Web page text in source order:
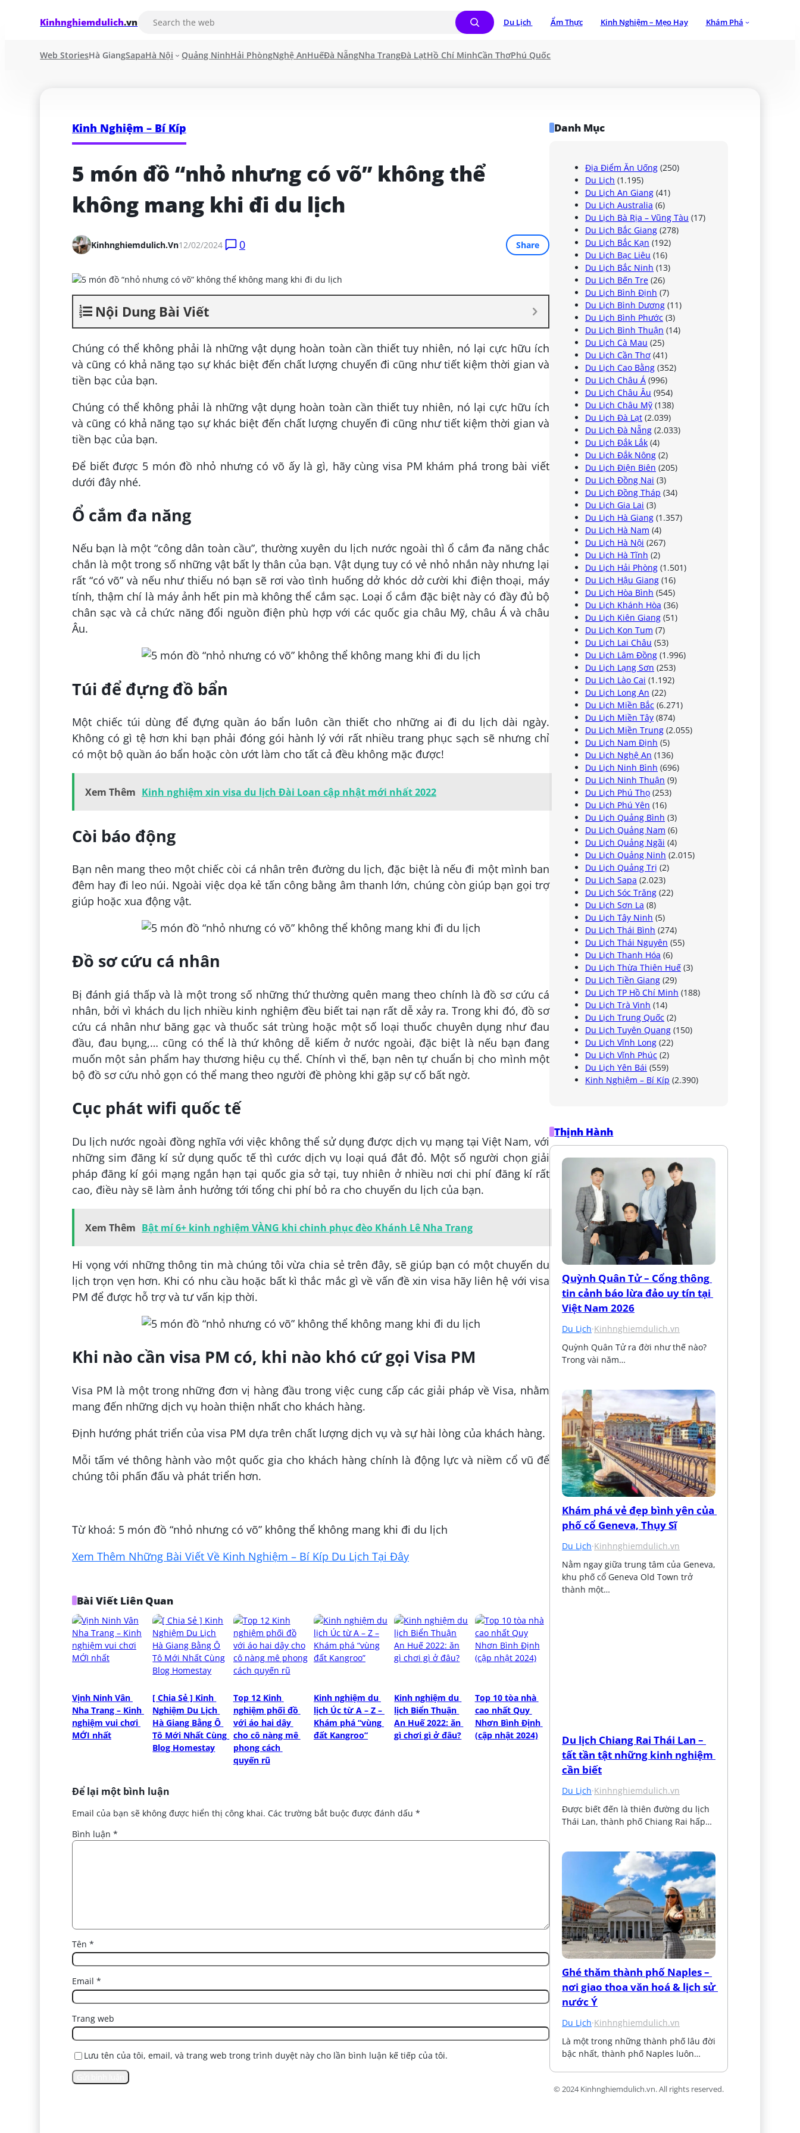
Kinhnghiemdulich.vn Du Lịch Ẩm Thực Kinh Nghiệm – Mẹo Hay Khám Phá
Web StoriesHà GiangSapaHà Nội Quảng NinhHải PhòngNghệ AnHuếĐà NẵngNha TrangĐà LạtHồ Chí MinhCần ThơPhú Quốc
Kinh Nghiệm – Bí Kíp
5 món đồ “nhỏ nhưng có võ” không thể
không mang khi đi du lịch
Kinhnghiemdulich.vn12/02/2024 0 Share
Nội Dung Bài Viết
Chúng có thể không phải là những vật dụng hoàn toàn cần thiết tuy nhiên, nó lại cực hữu ích
và cũng có khả năng tạo sự khác biệt đến chất lượng chuyến đi cũng như tiết kiệm thời gian và
tiền bạc của bạn.
Chúng có thể không phải là những vật dụng hoàn toàn cần thiết tuy nhiên, nó lại cực hữu ích
và cũng có khả năng tạo sự khác biệt đến chất lượng chuyến đi cũng như tiết kiệm thời gian và
tiền bạc của bạn.
Để biết được 5 món đồ nhỏ nhưng có võ ấy là gì, hãy cùng visa PM khám phá trong bài viết
dưới đây nhé.
Ổ cắm đa năng
Nếu bạn là một “công dân toàn cầu”, thường xuyên du lịch nước ngoài thì ổ cắm đa năng chắc
chắn là một trong số những vật bất ly thân của bạn. Vật dụng tuy có vẻ nhỏ nhắn này nhưng lại
rất “có võ” và nếu như thiếu nó bạn sẽ rơi vào tình huống dở khóc dở cười khi điện thoại, máy
tính, thậm chí là máy ảnh hết pin mà không thể cắm sạc. Loại ổ cắm đặc biệt này có đầy đủ bộ
chân sạc và cả chức năng đổi nguồn điện phù hợp với các quốc gia châu Mỹ, châu Á và châu
Âu.
Túi để đựng đồ bẩn
Một chiếc túi dùng để đựng quần áo bẩn luôn cần thiết cho những ai đi du lịch dài ngày.
Không có gì tệ hơn khi bạn phải đóng gói hành lý với rất nhiều trang phục sạch sẽ nhưng chỉ
có một bộ quần áo bẩn hoặc còn ướt làm cho tất cả đều không mặc được!
Xem Thêm Kinh nghiệm xin visa du lịch Đài Loan cập nhật mới nhất 2022
Còi báo động
Bạn nên mang theo một chiếc còi cá nhân trên đường du lịch, đặc biệt là nếu đi một mình ban
đêm hay đi leo núi. Ngoài việc dọa kẻ tấn công bằng âm thanh lớn, chúng còn giúp bạn gọi trợ
giúp hoặc xua động vật.
Đồ sơ cứu cá nhân
Bị đánh giá thấp và là một trong số những thứ thường quên mang theo chính là đồ sơ cứu cá
nhân, bởi vì khách du lịch nhiều kinh nghiệm đều biết tai nạn rất dễ xảy ra. Trong khi đó, đồ sơ
cứu cá nhân như băng gạc và thuốc sát trùng hoặc một số loại thuốc chuyên dụng như đau
đầu, đau bụng,… cũng có thể là thứ không dễ kiếm ở nước ngoài, đặc biệt là nếu bạn đang
muốn một sản phẩm hay thương hiệu cụ thể. Chính vì thế, bạn nên tự chuẩn bị cho mình một
bộ đồ sơ cứu nhỏ gọn có thể mang theo người đề phòng khi gặp sự cố bất ngờ.
Cục phát wifi quốc tế
Du lịch nước ngoài đồng nghĩa với việc không thể sử dụng được dịch vụ mạng tại Việt Nam, với
những sim đăng kí sử dụng quốc tế thì cước dịch vụ loại quá đắt đỏ. Một số người chọn giải
pháp đăng kí gói mạng ngắn hạn tại quốc gia sở tại, tuy nhiên ở nhiều nơi chi phí đăng kí rất
cao, điều này sẽ làm ảnh hưởng tới tổng chi phí bỏ ra cho chuyến du lịch của bạn.
Xem Thêm Bật mí 6+ kinh nghiệm VÀNG khi chinh phục đèo Khánh Lê Nha Trang
Hi vọng với những thông tin mà chúng tôi vừa chia sẻ trên đây, sẽ giúp bạn có một chuyến du
lịch trọn vẹn hơn. Khi có nhu cầu hoặc bất kì thắc mắc gì về vấn đề xin visa hãy liên hệ với visa
PM để được hỗ trợ và tư vấn kịp thời.
Khi nào cần visa PM có, khi nào khó cứ gọi Visa PM
Visa PM là một trong những đơn vị hàng đầu trong việc cung cấp các giải pháp về Visa, nhằm
mang đến những dịch vụ hoàn thiện nhất cho khách hàng.
Định hướng phát triển của visa PM dựa trên chất lượng dịch vụ và sự hài lòng của khách hàng.
Mỗi tấm vé thông hành vào một quốc gia cho khách hàng chính là động lực và niềm cổ vũ để
chúng tôi phấn đấu và phát triển hơn.
Từ khoá: 5 món đồ “nhỏ nhưng có võ” không thể không mang khi đi du lịch
Xem Thêm Những Bài Viết Về Kinh Nghiệm – Bí Kíp Du Lịch Tại Đây
Bài Viết Liên Quan
Vịnh Ninh Vân
Nha Trang – Kinh
nghiệm vui chơi
MỚI nhất
[ Chia Sẻ ] Kinh
Nghiệm Du Lịch
Hà Giang Bằng Ô
Tô Mới Nhất Cùng
Blog Homestay
Top 12 Kinh
nghiệm phối đồ
với áo hai dây
cho cô nàng mê
phong cách
quyến rũ
Kinh nghiệm du
lịch Úc từ A – Z –
Khám phá “vùng
đất Kangroo”
Kinh nghiệm du
lịch Biển Thuận
An Huế 2022: ăn
gì chơi gì ở đâu?
Top 10 tòa nhà
cao nhất Quy
Nhơn Bình Định
(cập nhật 2024)
Để lại một bình luận
Email của bạn sẽ không được hiển thị công khai. Các trường bắt buộc được đánh dấu *
Bình luận *
Tên *
Email *
Trang web
Lưu tên của tôi, email, và trang web trong trình duyệt này cho lần bình luận kế tiếp của tôi.
Danh Mục
Địa Điểm Ăn Uống (250)
Du Lịch (1.195)
Du Lịch An Giang (41)
Du Lịch Australia (6)
Du Lịch Bà Rịa – Vũng Tàu (17)
Du Lịch Bắc Giang (278)
Du Lịch Bắc Kạn (192)
Du Lịch Bạc Liêu (16)
Du Lịch Bắc Ninh (13)
Du Lịch Bến Tre (26)
Du Lịch Bình Định (7)
Du Lịch Bình Dương (11)
Du Lịch Bình Phước (3)
Du Lịch Bình Thuận (14)
Du Lịch Cà Mau (25)
Du Lịch Cần Thơ (41)
Du Lịch Cao Bằng (352)
Du Lịch Châu Á (996)
Du Lịch Châu Âu (954)
Du Lịch Châu Mỹ (138)
Du Lịch Đà Lạt (2.039)
Du Lịch Đà Nẵng (2.033)
Du Lịch Đắk Lắk (4)
Du Lịch Đắk Nông (2)
Du Lịch Điện Biên (205)
Du Lịch Đồng Nai (3)
Du Lịch Đồng Tháp (34)
Du Lịch Gia Lai (3)
Du Lịch Hà Giang (1.357)
Du Lịch Hà Nam (4)
Du Lịch Hà Nội (267)
Du Lịch Hà Tĩnh (2)
Du Lịch Hải Phòng (1.501)
Du Lịch Hậu Giang (16)
Du Lịch Hòa Bình (545)
Du Lịch Khánh Hòa (36)
Du Lịch Kiên Giang (51)
Du Lịch Kon Tum (7)
Du Lịch Lai Châu (53)
Du Lịch Lâm Đồng (1.996)
Du Lịch Lạng Sơn (253)
Du Lịch Lào Cai (1.192)
Du Lịch Long An (22)
Du Lịch Miền Bắc (6.271)
Du Lịch Miền Tây (874)
Du Lịch Miền Trung (2.055)
Du Lịch Nam Định (5)
Du Lịch Nghệ An (136)
Du Lịch Ninh Bình (696)
Du Lịch Ninh Thuận (9)
Du Lịch Phú Thọ (253)
Du Lịch Phú Yên (16)
Du Lịch Quảng Bình (3)
Du Lịch Quảng Nam (6)
Du Lịch Quảng Ngãi (4)
Du Lịch Quảng Ninh (2.015)
Du Lịch Quảng Trị (2)
Du Lịch Sapa (2.023)
Du Lịch Sóc Trăng (22)
Du Lịch Sơn La (8)
Du Lịch Tây Ninh (5)
Du Lịch Thái Bình (274)
Du Lịch Thái Nguyên (55)
Du Lịch Thanh Hóa (6)
Du Lịch Thừa Thiên Huế (3)
Du Lịch Tiền Giang (29)
Du Lịch TP Hồ Chí Minh (188)
Du Lịch Trà Vinh (14)
Du Lịch Trung Quốc (2)
Du Lịch Tuyên Quang (150)
Du Lịch Vĩnh Long (22)
Du Lịch Vĩnh Phúc (2)
Du Lịch Yên Bái (559)
Kinh Nghiệm – Bí Kíp (2.390)
Thịnh Hành
Quỳnh Quân Tử – Cổng thông
tin cảnh báo lừa đảo uy tín tại
Việt Nam 2026
Du Lịch·Kinhnghiemdulich.vn
Quỳnh Quân Tử ra đời như thế nào?
Trong vài năm…
Khám phá vẻ đẹp bình yên của
phố cổ Geneva, Thụy Sĩ
Du Lịch·Kinhnghiemdulich.vn
Nằm ngay giữa trung tâm của Geneva,
khu phố cổ Geneva Old Town trở
thành một…
Du lịch Chiang Rai Thái Lan –
tất tần tật những kinh nghiệm
cần biết
Du Lịch·Kinhnghiemdulich.vn
Được biết đến là thiên đường du lịch
Thái Lan, thành phố Chiang Rai hấp…
Ghé thăm thành phố Naples –
nơi giao thoa văn hoá & lịch sử
nước Ý
Du Lịch·Kinhnghiemdulich.vn
Là một trong những thành phố lâu đời
bậc nhất, thành phố Naples luôn…
© 2024 Kinhnghiemdulich.vn. All rights reserved.